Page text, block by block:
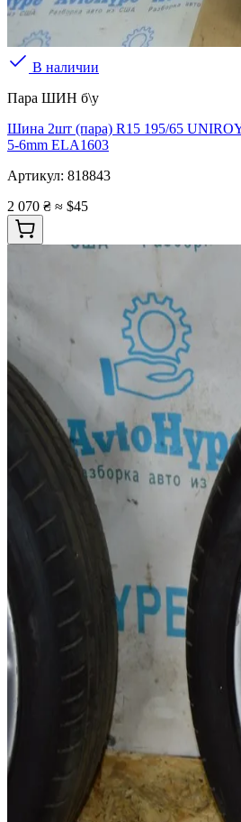
В наличии
Пара ШИН б\у
Шина 2шт (пара) R15 195/65
5-6mm ELA1603
Артикул: 818843
2 070 ₴ ≈ $45